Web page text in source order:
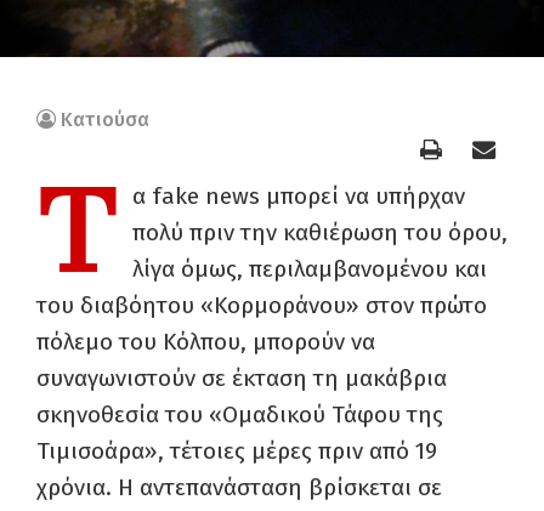
Κατιούσα
T
α fake news μπορεί να υπήρχαν
πολύ πριν την καθιέρωση του όρου,
λίγα όμως, περιλαμβανομένου και
του διαβόητου «Κορμοράνου» στον πρώτο
πόλεμο του Κόλπου, μπορούν να
συναγωνιστούν σε έκταση τη μακάβρια
σκηνοθεσία του «Ομαδικού Τάφου της
Τιμισοάρα», τέτοιες μέρες πριν από 19
χρόνια. Η αντεπανάσταση βρίσκεται σε